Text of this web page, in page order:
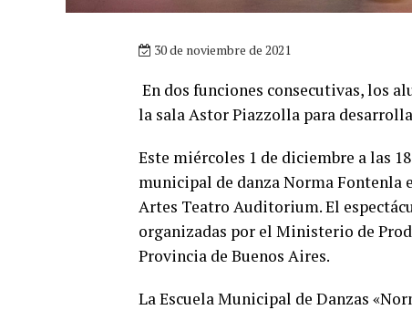
30 de noviembre de 2021
En dos funciones consecutivas, los
la sala Astor Piazzolla para
Este miércoles 1 de diciembre a las
municipal de danza Norma Fontenla
Artes Teatro Auditorium. El
organizadas por el Ministerio de
Provincia de Buenos Aires.
La Escuela Municipal de Danzas